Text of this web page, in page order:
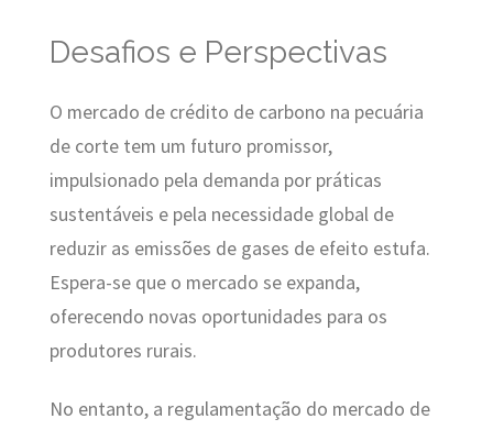
Desafios e Perspectivas
O mercado de crédito de carbono na pecuária
de corte tem um futuro promissor,
impulsionado pela demanda por práticas
sustentáveis e pela necessidade global de
reduzir as emissões de gases de efeito estufa.
Espera-se que o mercado se expanda,
oferecendo novas oportunidades para os
produtores rurais.
No entanto, a regulamentação do mercado de